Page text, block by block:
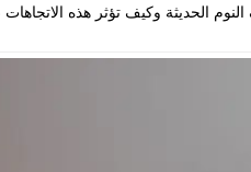
الحديثة وكيف تؤثر هذه الاتجاهات